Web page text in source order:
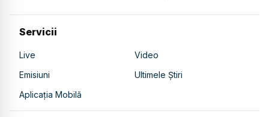
Servicii
Live
Video
Emisiuni
Ultimele Știri
Aplicația Mobilă